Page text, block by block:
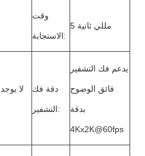
وقت
الاستجابة:
5 مللي ثانية
دقة فك
التشفير:
يدعم فك التشفير
فائق الوضوح
بدقة
4Kx2K@60fps